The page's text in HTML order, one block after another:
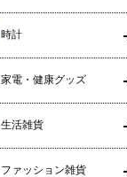
時計
家電・健康グッズ
生活雑貨
ファッション雑貨